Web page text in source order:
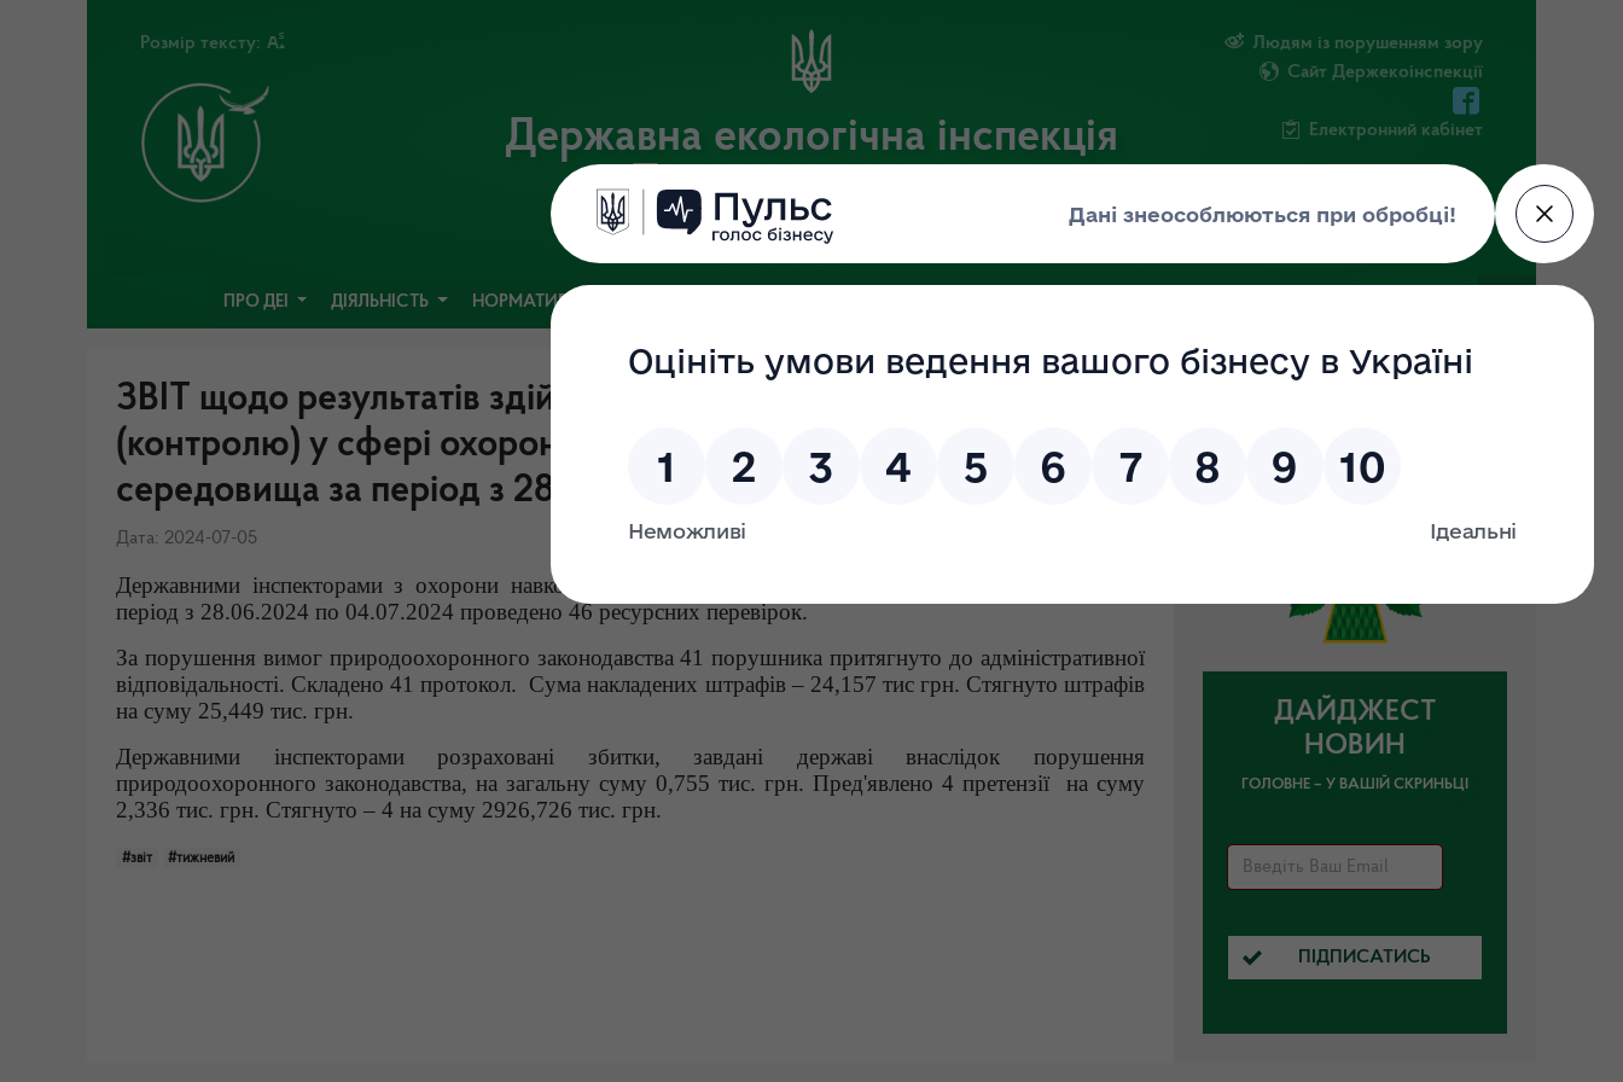
Розмір тексту:
Державна екологічна інспекція
Поліського округу
Офіційний веб-портал
Людям із порушенням зору
Сайт Держекоінспекції
Електронний кабінет
ПРО ДЕІ ДІЯЛЬНІСТЬ НОРМАТИВНА БАЗА
ЗВІТ щодо результатів здійснення державного нагляду
(контролю) у сфері охорони навколишнього природного
середовища за період з 28.06.2024 по 04.07.2024
Дата: 2024-07-05
Державними інспекторами з охорони навколишнього природного середовища Поліського округу у
період з 28.06.2024 по 04.07.2024 проведено 46 ресурсних перевірок.
За порушення вимог природоохоронного законодавства 41 порушника притягнуто до адміністративної
відповідальності. Складено 41 протокол. Сума накладених штрафів – 24,157 тис грн. Стягнуто штрафів
на суму 25,449 тис. грн.
Державними інспекторами розраховані збитки, завдані державі внаслідок порушення
природоохоронного законодавства, на загальну суму 0,755 тис. грн. Пред'явлено 4 претензії на суму
2,336 тис. грн. Стягнуто – 4 на суму 2926,726 тис. грн.
#звіт #тижневий
ДАЙДЖЕСТ
НОВИН
ГОЛОВНЕ – У ВАШІЙ СКРИНЬЦІ
ПІДПИСАТИСЬ